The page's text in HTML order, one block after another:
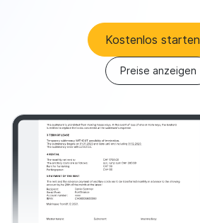
Kostenlos starten
Preise anzeigen